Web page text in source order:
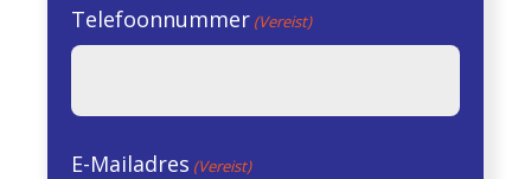
Telefoonnummer (Vereist)
E-Mailadres (Vereist)